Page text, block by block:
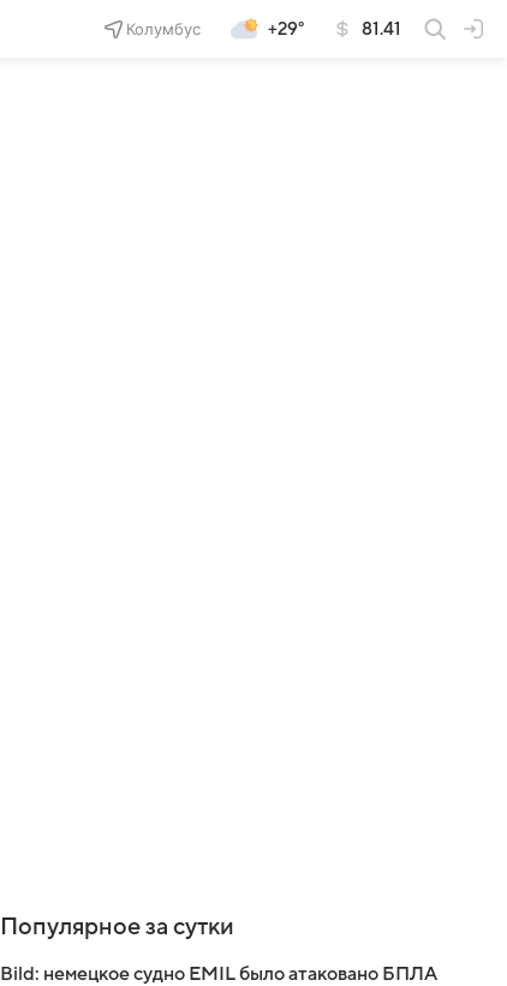
Колумбус +29° 81.41
Популярное за сутки
Bild: немецкое судно EMIL было атаковано БПЛА